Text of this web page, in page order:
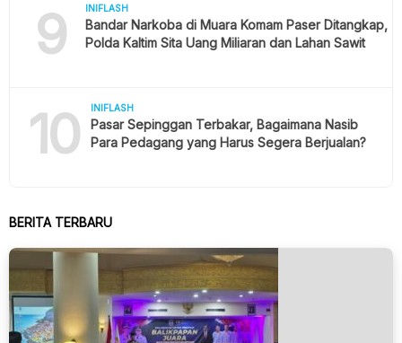
9 INIFLASH
Bandar Narkoba di Muara Komam Paser Ditangkap,
Polda Kaltim Sita Uang Miliaran dan Lahan Sawit
10 INIFLASH
Pasar Sepinggan Terbakar, Bagaimana Nasib
Para Pedagang yang Harus Segera Berjualan?
BERITA TERBARU